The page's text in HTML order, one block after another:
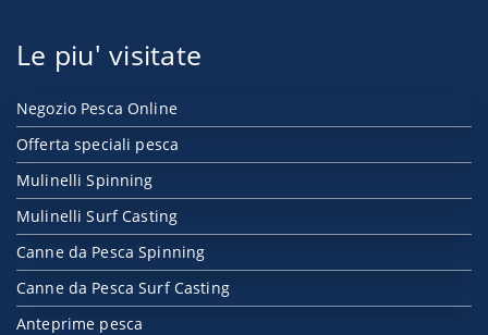
Le piu' visitate
Negozio Pesca Online
Offerta speciali pesca
Mulinelli Spinning
Mulinelli Surf Casting
Canne da Pesca Spinning
Canne da Pesca Surf Casting
Anteprime pesca